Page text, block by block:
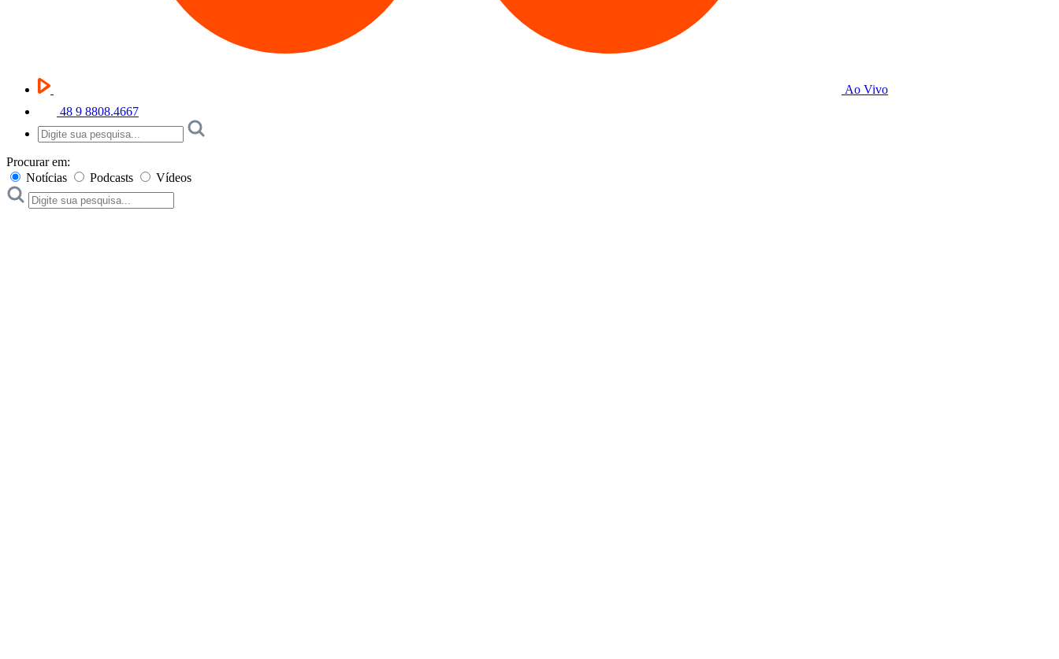
Ao Vivo
48 9 8808.4667
Procurar em:
Notícias
Podcasts Vídeos